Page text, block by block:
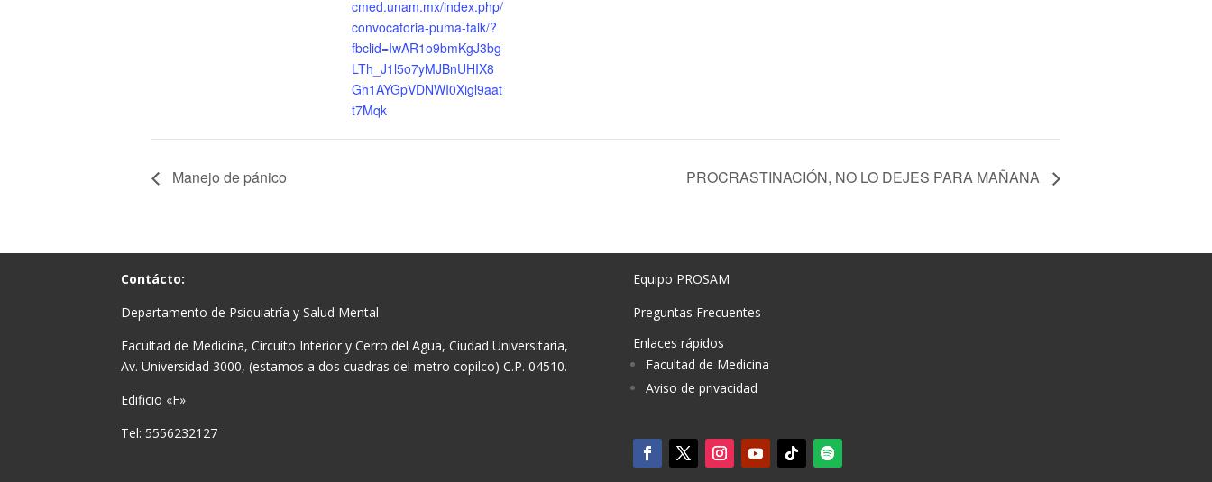
cmed.unam.mx/index.php/
convocatoria-puma-talk/?
fbclid=IwAR1o9bmKgJ3bg
LTh_J1l5o7yMJBnUHIX8
Gh1AYGpVDNWI0Xigl9aat
t7Mqk
Manejo de pánico PROCRASTINACIÓN, NO LO DEJES PARA MAÑANA
Contácto:
Departamento de Psiquiatría y Salud Mental
Facultad de Medicina, Circuito Interior y Cerro del Agua, Ciudad Universitaria,
Av. Universidad 3000, (estamos a dos cuadras del metro copilco) C.P. 04510.
Edificio «F»
Tel: 5556232127
Equipo PROSAM
Preguntas Frecuentes
Enlaces rápidos
Facultad de Medicina
Aviso de privacidad